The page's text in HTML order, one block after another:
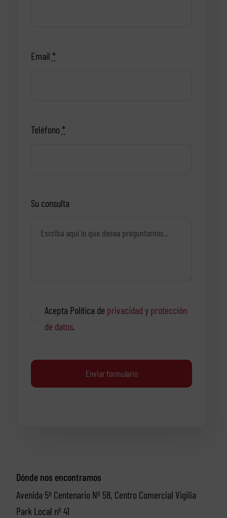
Email *
Teléfono *
Su consulta
Acepta Política de privacidad y protección
de datos.
Enviar formulario
Dónde nos encontramos
Avenida 5º Centenario Nº 58, Centro Comercial Vigilia
Park Local nº 41